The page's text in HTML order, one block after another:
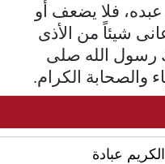
عبده، فلا يضعف أو
شيئاً من الأذى
رسول الله صلى
والصحابة الكرام.
عبادة